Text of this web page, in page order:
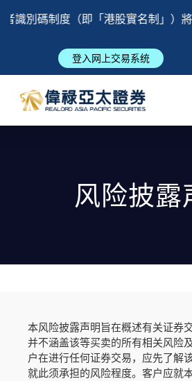
（即「港股實名制」）將於2023
登入网上交易系统
风险披露
本风险披露声明旨在概述有关证券
并不涵盖该等买卖的所有相关风险
户在进行任何证券交易，应先了解
就此须承担的风险程度。客户应就